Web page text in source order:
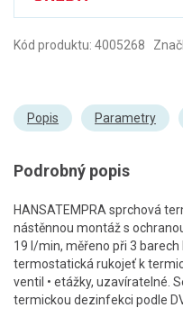
Kód produktu: 4005268
Popis Parametry
Podrobný popis
HANSATEMPRA sprchová
nástěnnou montáž s
19 l/min, měřeno při 3
termostatická rukojeť k
ventil • etážky, uzavíratelné.
termickou dezinfekci podle